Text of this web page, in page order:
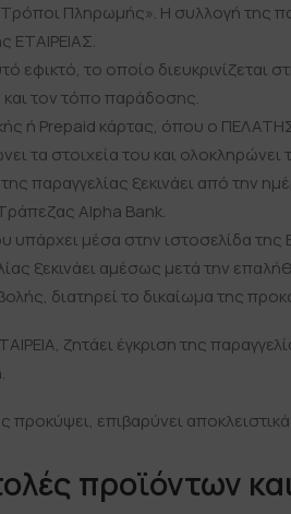
Πληρωμής». Η συλλογή της
ΕΤΑΙΡΕΙΑΣ.
εφικτό, το οποίο
τον τόπο παράδοσης.
ή Prepaid κάρτας, όπου ο
τα στοιχεία του και
παραγγελίας ξεκινάει από την
Alpha Bank.
μέσα στην ιστοσελίδα της
ξεκινάει αμέσως μετά την
διατηρεί το δικαίωμα της
ζητάει έγκριση της
επιβαρύνει
προϊόντων